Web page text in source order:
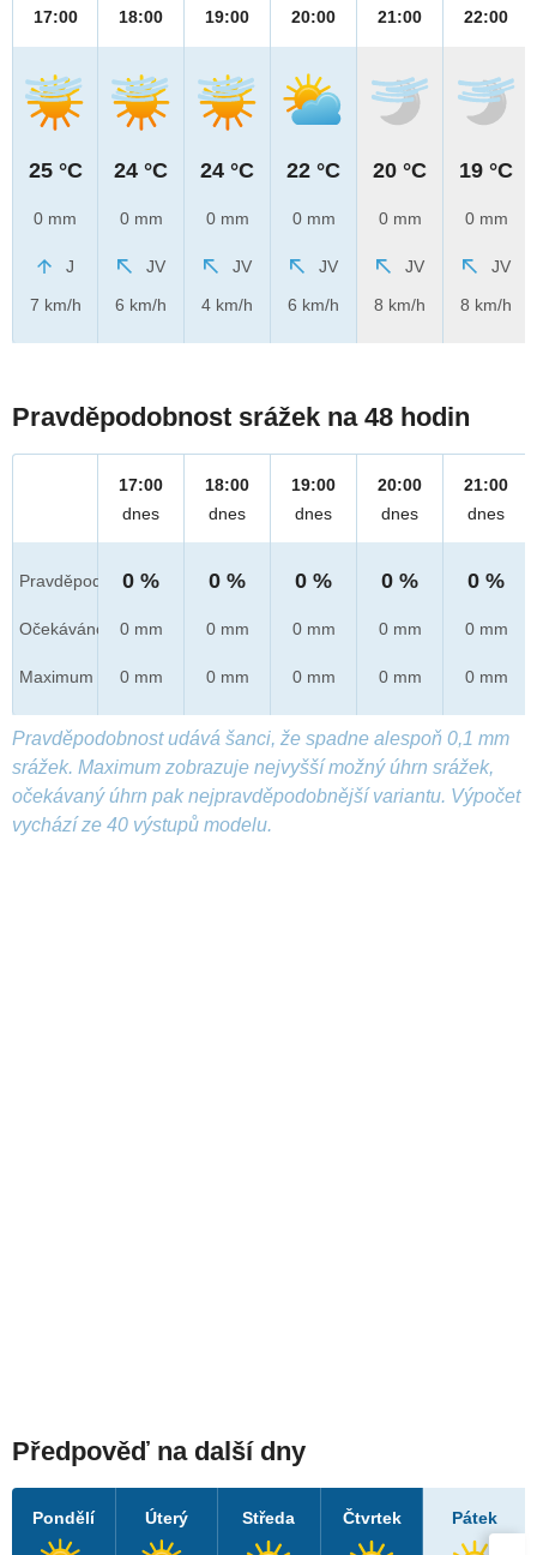
17:00
25 °C
0 mm
J
7 km/h
18:00
24 °C
0 mm
JV
6 km/h
19:00
24 °C
0 mm
JV
4 km/h
20:00
22 °C
0 mm
JV
6 km/h
21:00
20 °C
0 mm
JV
8 km/h
22:00
19 °C
0 mm
JV
8 km/h
Pravděpodobnost srážek na 48 hodin
Pravděpod.
Očekáváno
Maximum
17:00
dnes
0 %
0 mm
0 mm
18:00
dnes
0 %
0 mm
0 mm
19:00
dnes
0 %
0 mm
0 mm
20:00
dnes
0 %
0 mm
0 mm
21:00
dnes
0 %
0 mm
0 mm
Pravděpodobnost udává šanci, že spadne alespoň 0,1 mm
srážek. Maximum zobrazuje nejvyšší možný úhrn srážek,
očekávaný úhrn pak nejpravděpodobnější variantu. Výpočet
vychází ze 40 výstupů modelu.
Předpověď na další dny
Pondělí Úterý Středa Čtvrtek Pátek